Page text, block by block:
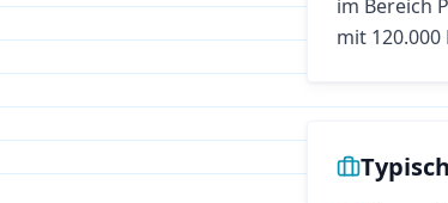
im Bereich
mit